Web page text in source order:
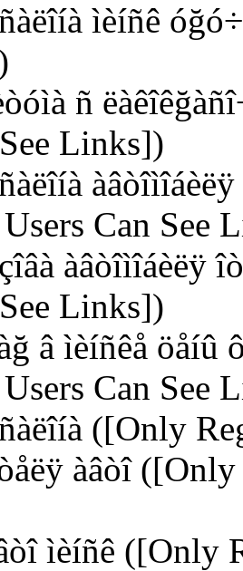
ìèíñê
ñ
Links])
Can See
àâòîìîáèëÿ
Links])
â ìèíñêå öåíû
Can See
([Only
àâòî
ìèíñê ([Only